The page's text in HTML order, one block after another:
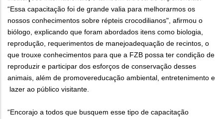
“Essa capacitação foi de grande valia para melhorarmos os
nossos conhecimentos sobre répteis crocodilianos", afirmou o
biólogo, explicando que foram abordados itens como biologia,
reprodução, requerimentos de manejoadequação de recintos, o
que trouxe conhecimentos para que a FZB possa ter condição de
reproduzir e participar dos esforços de conservação desses
animais, além de promovereducação ambiental, entretenimento e
lazer ao público visitante.
“Encorajo a todos que busquem esse tipo de capacitação